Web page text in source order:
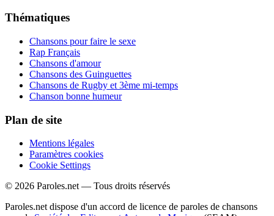
Thématiques
Chansons pour faire le sexe
Rap Français
Chansons d'amour
Chansons des Guinguettes
Chansons de Rugby et 3ème mi-temps
Chanson bonne humeur
Plan de site
Mentions légales
Paramètres cookies
Cookie Settings
© 2026 Paroles.net — Tous droits réservés
Paroles.net dispose d'un accord de licence de paroles de chansons